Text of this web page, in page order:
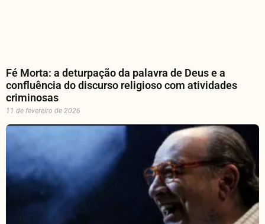
Fé Morta: a deturpação da palavra de Deus e a
confluência do discurso religioso com atividades
criminosas
11 de fevereiro de 2026